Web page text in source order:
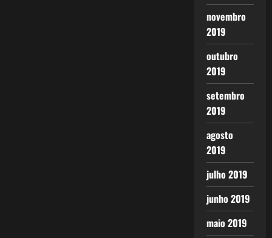
novembro
2019
outubro
2019
setembro
2019
agosto
2019
julho 2019
junho 2019
maio 2019